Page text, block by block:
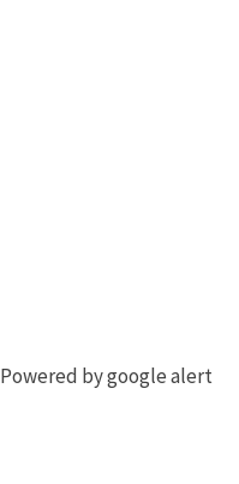
Powered by google alert